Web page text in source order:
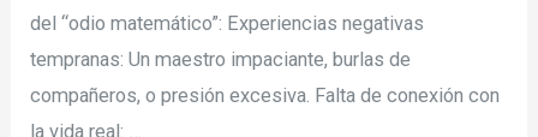
del “odio matemático”: Experiencias negativas
tempranas: Un maestro impaciante, burlas de
compañeros, o presión excesiva. Falta de conexión con
la vida real: …